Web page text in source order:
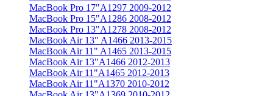
MacBook Pro 17"A1297 2009-2012
MacBook Pro 15"A1286 2008-2012
MacBook Pro 13"A1278 2008-2012
MacBook Air 13" A1466 2013-2015
MacBook Air 11" A1465 2013-2015
MacBook Air 13"A1466 2012-2013
MacBook Air 11"A1465 2012-2013
MacBook Air 11"A1370 2010-2012